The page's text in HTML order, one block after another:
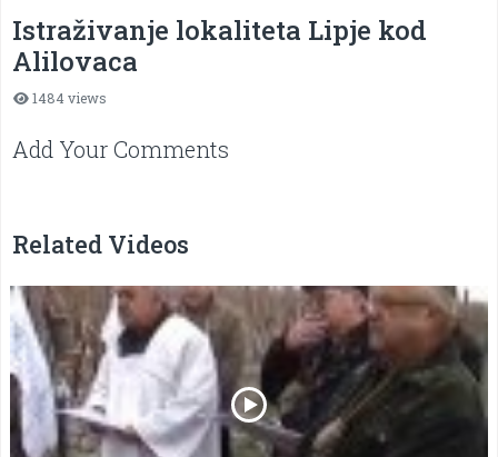
Istraživanje lokaliteta Lipje kod
Alilovaca
1484 views
Add Your Comments
Related Videos